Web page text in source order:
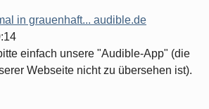
in grauenhaft... audible.de
einfach unsere "Audible-App" (die
Webseite nicht zu übersehen ist).